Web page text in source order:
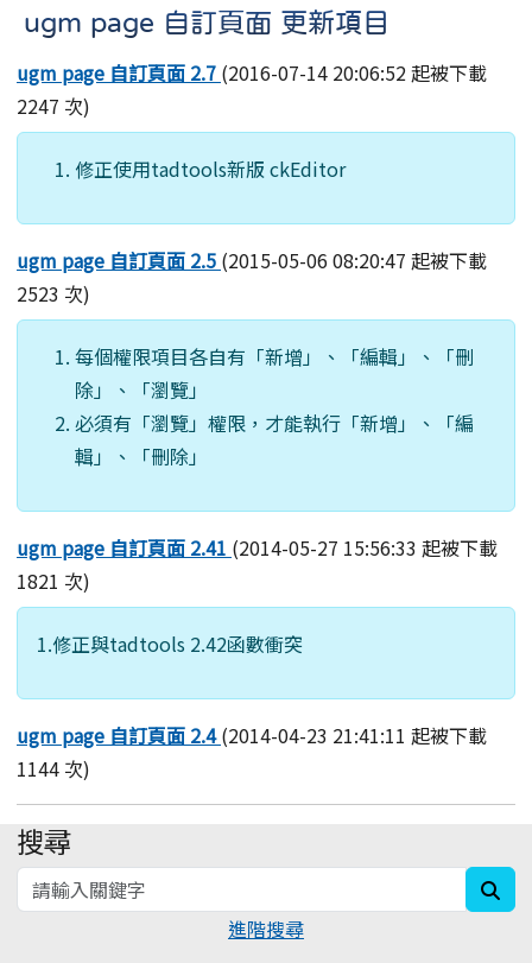
ugm page 自訂頁面 更新項目
ugm page 自訂頁面 2.7 (2016-07-14 20:06:52 起被下載
2247 次)
修正使用tadtools新版 ckEditor
ugm page 自訂頁面 2.5 (2015-05-06 08:20:47 起被下載
2523 次)
每個權限項目各自有「新增」、「編輯」、「刪
除」、「瀏覽」
必須有 「瀏覽」權限，才能執行「新增」、「編
輯」、「刪除」
ugm page 自訂頁面 2.41 (2014-05-27 15:56:33 起被下載
1821 次)
1.修正與tadtools 2.42函數衝突
ugm page 自訂頁面 2.4(2014-04-23 21:41:11 起被下載
1144 次)
:::
搜尋
進階搜尋